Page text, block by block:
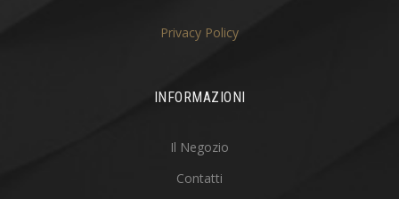
Privacy Policy
INFORMAZIONI
Il Negozio
Contatti